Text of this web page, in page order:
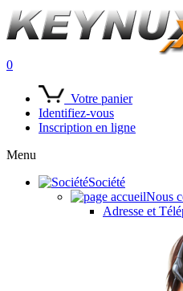
0
Votre panier
Identifiez-vous
Inscription en ligne
Menu
Société
Nous
Adresse et